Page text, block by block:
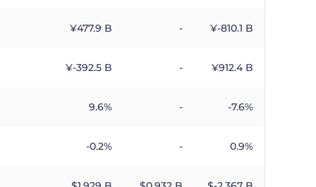
¥​477.9 B - ¥​-810.1 B
¥​-392.5 B - ¥​912.4 B
9.6% - -7.6%
-0.2% - 0.9%